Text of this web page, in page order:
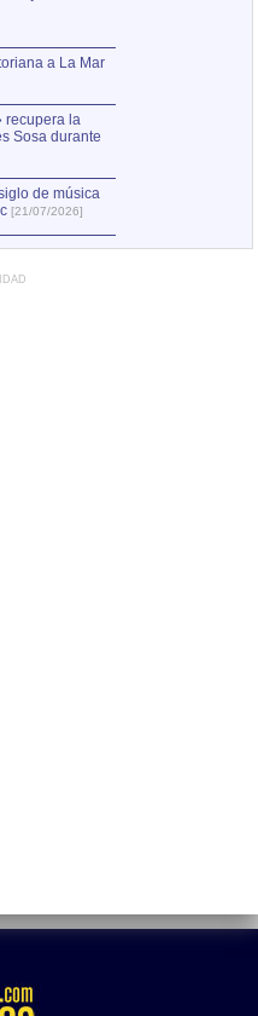
a La Mar
recupera la
Sosa durante
de música
[21/07/2026]